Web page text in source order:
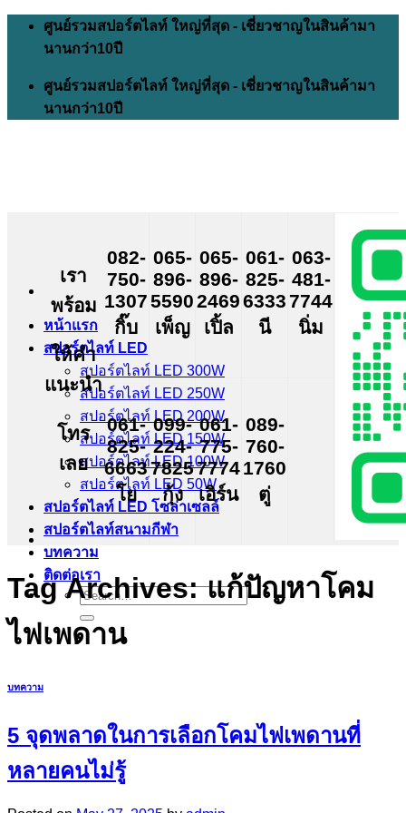
Skip
content
ศูนย์รวมสปอร์ตไลท์ ใหญ่ที่สุด - เชี่ยวชาญในสินค้ามา
นานกว่า10ปี
ศูนย์รวมสปอร์ตไลท์ ใหญ่ที่สุด - เชี่ยวชาญในสินค้ามา
นานกว่า10ปี
หน้าแรก
สปอร์ตไลท์ LED
สปอร์ตไลท์ LED 300W
สปอร์ตไลท์ LED 250W
สปอร์ตไลท์ LED 200W
สปอร์ตไลท์ LED 150W
สปอร์ตไลท์ LED 100W
สปอร์ตไลท์ LED 50W
สปอร์ตไลท์ LED โซล่าเซลล์
สปอร์ตไลท์สนามกีฬา
บทความ
ติดต่อเรา
Search
for:
เรา
พร้อม
ให้คำ
แนะนำ
โทร
เลย
082-
750-
1307
กิ๊บ
065-
896-
5590
เพ็ญ
065-
896-
2469
เปิ้ล
061-
825-
6333
นี
063-
481-
7744
นิ่ม
061-
825-
6663
โย
099-
224-
7825
กุ้ง
061-
775-
7774
เอิร์น
089-
760-
1760
ตู่
Tag Archives:แก้ปัญหาโคม
ไฟเพดาน
บทความ
5 จุดพลาดในการเลือกโคมไฟเพดานที่
หลายคนไม่รู้